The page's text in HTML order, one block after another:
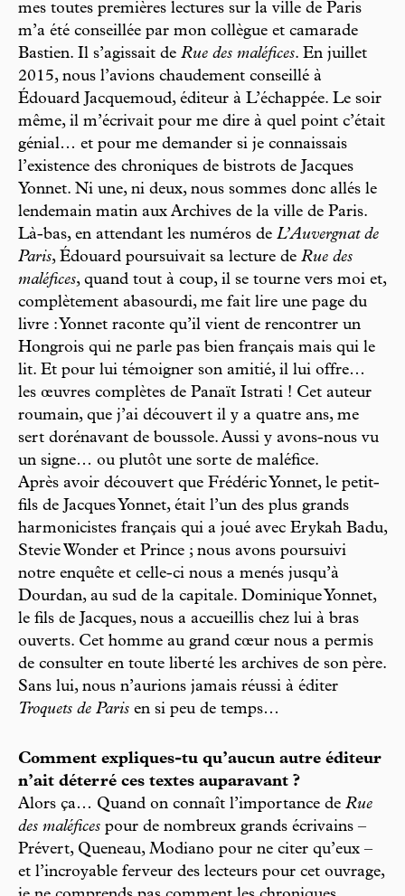
mes toutes premières lectures sur la ville de Paris
m’a été conseillée par mon collègue et camarade
Bastien. Il s’agissait de Rue des maléfices. En juillet
2015, nous l’avions chaudement conseillé à
Édouard Jacquemoud, éditeur à L’échappée. Le soir
même, il m’écrivait pour me dire à quel point c’était
génial… et pour me demander si je connaissais
l’existence des chroniques de bistrots de Jacques
Yonnet. Ni une, ni deux, nous sommes donc allés le
lendemain matin aux Archives de la ville de Paris.
Là-bas, en attendant les numéros de L’Auvergnat de
Paris, Édouard poursuivait sa lecture de Rue des
maléfices, quand tout à coup, il se tourne vers moi et,
complètement abasourdi, me fait lire une page du
livre : Yonnet raconte qu’il vient de rencontrer un
Hongrois qui ne parle pas bien français mais qui le
lit. Et pour lui témoigner son amitié, il lui offre…
les œuvres complètes de Panaït Istrati ! Cet auteur
roumain, que j’ai découvert il y a quatre ans, me
sert dorénavant de boussole. Aussi y avons-nous vu
un signe… ou plutôt une sorte de maléfice.
Après avoir découvert que Frédéric Yonnet, le petit-
fils de Jacques Yonnet, était l’un des plus grands
harmonicistes français qui a joué avec Erykah Badu,
Stevie Wonder et Prince ; nous avons poursuivi
notre enquête et celle-ci nous a menés jusqu’à
Dourdan, au sud de la capitale. Dominique Yonnet,
le fils de Jacques, nous a accueillis chez lui à bras
ouverts. Cet homme au grand cœur nous a permis
de consulter en toute liberté les archives de son père.
Sans lui, nous n’aurions jamais réussi à éditer
Troquets de Paris en si peu de temps…
Comment expliques-tu qu’aucun autre éditeur
n’ait déterré ces textes auparavant ?
Alors ça… Quand on connaît l’importance de Rue
des maléfices pour de nombreux grands écrivains –
Prévert, Queneau, Modiano pour ne citer qu’eux –
et l’incroyable ferveur des lecteurs pour cet ouvrage,